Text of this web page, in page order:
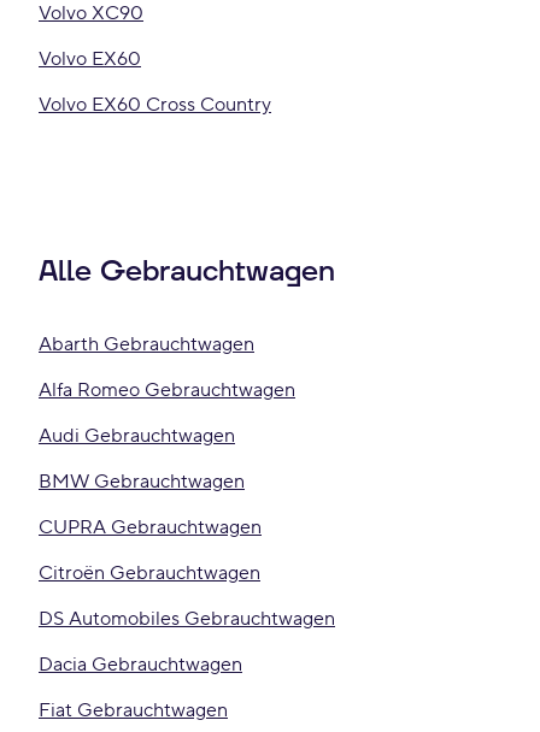
Volvo XC90
Volvo EX60
Volvo EX60 Cross Country
Alle Gebrauchtwagen
Abarth Gebrauchtwagen
Alfa Romeo Gebrauchtwagen
Audi Gebrauchtwagen
BMW Gebrauchtwagen
CUPRA Gebrauchtwagen
Citroën Gebrauchtwagen
DS Automobiles Gebrauchtwagen
Dacia Gebrauchtwagen
Fiat Gebrauchtwagen